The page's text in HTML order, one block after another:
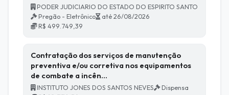
PODER JUDICIARIO DO ESTADO DO ESPIRITO SANTO
Pregão - Eletrônico
até 26/08/2026
R$ 499.749,39
Contratação dos serviços de manutenção
preventiva e/ou corretiva nos equipamentos
de combate a incên…
INSTITUTO JONES DOS SANTOS NEVES
Dispensa